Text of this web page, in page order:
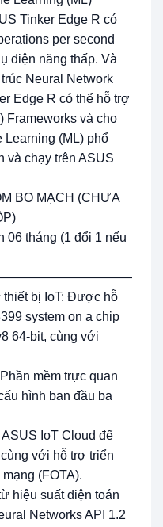
Tinker Edge R có
per second
điện năng thấp. Và
Neural Network
Edge R có thể hỗ trợ
Frameworks và cho
Learning (ML) phổ
và chạy trên ASUS
BO MẠCH (CHƯA
06 tháng (1 đổi 1 nếu
thiết bị IoT: Được hỗ
system on a chip
64-bit, cùng với
mềm trực quan
hình ban đầu ba
IoT Cloud để
với hỗ trợ triển
(FOTA).
hiệu suất điện toán
Networks API 1.2